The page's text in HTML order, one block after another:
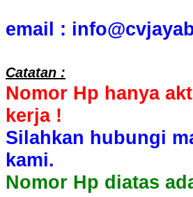
email :
Catatan :
Nomor Hp hanya
kerja !
Silahkan hubungi
kami.
Nomor Hp diatas